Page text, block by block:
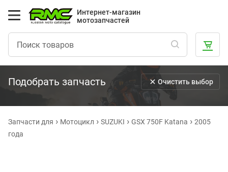
Интернет-магазин
мотозапчастей
Подобрать запчасть Очистить выбор
Запчасти для Мотоцикл SUZUKI GSX 750F Katana
2005
года